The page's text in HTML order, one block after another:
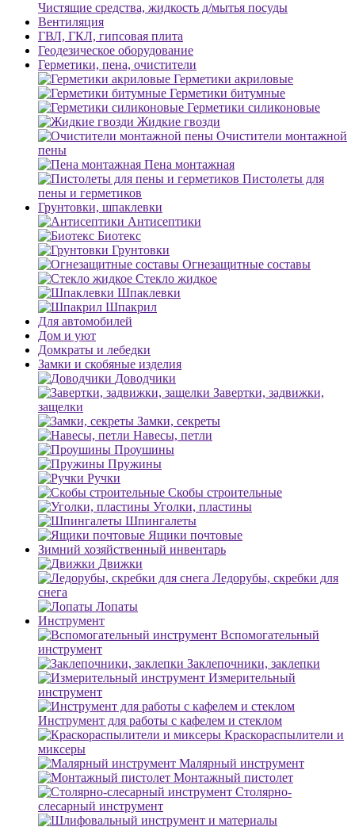
Чистящие средства, жидкость д/мытья посуды
Вентиляция
ГВЛ, ГКЛ, гипсовая плита
Геодезическое оборудование
Герметики, пена, очистители
Герметики акриловые
Герметики битумные
Герметики силиконовые
Жидкие гвозди
Очистители монтажной
пены
Пена монтажная
Пистолеты для
пены и герметиков
Грунтовки, шпаклевки
Антисептики
Биотекс
Грунтовки
Огнезащитные составы
Стекло жидкое
Шпаклевки
Шпакрил
Для автомобилей
Дом и уют
Домкраты и лебедки
Замки и скобяные изделия
Доводчики
Завертки, задвижки,
защелки
Замки, секреты
Навесы, петли
Проушины
Пружины
Ручки
Скобы строительные
Уголки, пластины
Шпингалеты
Ящики почтовые
Зимний хозяйственный инвентарь
Движки
Ледорубы, скребки для
снега
Лопаты
Инструмент
Вспомогательный
инструмент
Заклепочники, заклепки
Измерительный
инструмент
Инструмент для работы с кафелем и стеклом
Краскораспылители и
миксеры
Малярный инструмент
Монтажный пистолет
Столярно-
слесарный инструмент